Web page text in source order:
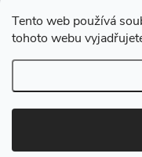
Tento web používá
tohoto webu